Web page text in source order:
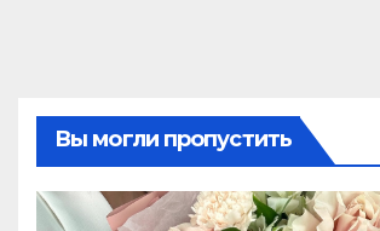
Вы могли пропустить